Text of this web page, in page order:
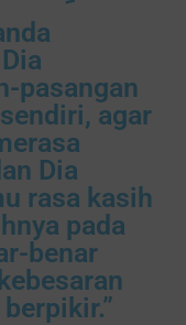
pasangan
agar
Dia
rasa kasih
pada
benar